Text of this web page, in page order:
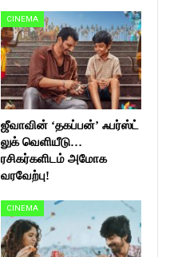
CINEMA
ஜீவாவின் ‘தகப்பன்’ ஃபர்ஸ்ட்
லுக் வெளியீடு…
ரசிகர்களிடம் அமோக
வரவேற்பு!
CINEMA